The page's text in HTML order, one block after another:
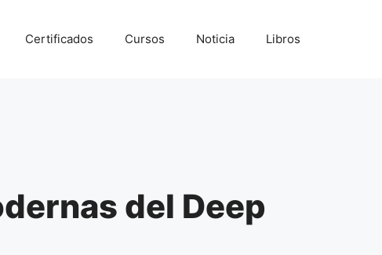
Certificados Cursos Noticia Libros
del Deep